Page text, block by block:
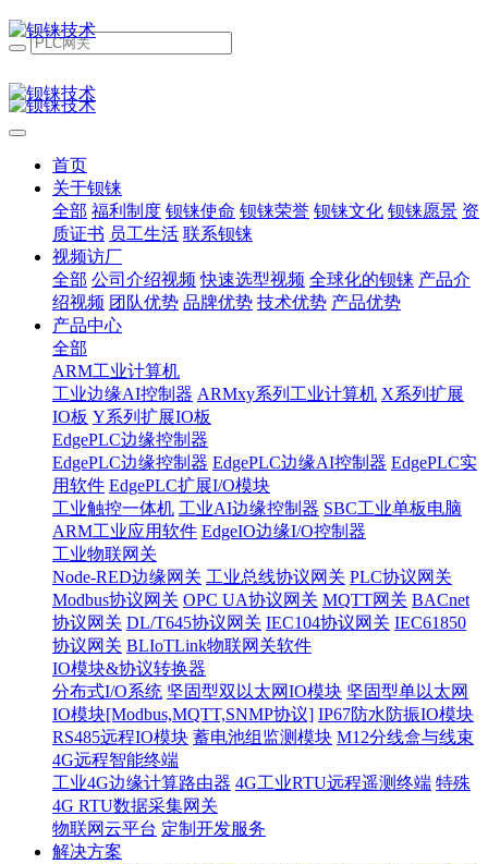
首页
关于钡铼
全部 福利制度 钡铼使命 钡铼荣誉 钡铼文化 钡铼愿景 资
质证书 员工生活 联系钡铼
视频访厂
全部 公司介绍视频 快速选型视频 全球化的钡铼 产品介
绍视频 团队优势 品牌优势 技术优势 产品优势
产品中心
全部
ARM工业计算机
工业边缘AI控制器 ARMxy系列工业计算机 X系列扩展
IO板 Y系列扩展IO板
EdgePLC边缘控制器
EdgePLC边缘控制器 EdgePLC边缘AI控制器 EdgePLC实
用软件 EdgePLC扩展I/O模块
工业触控一体机 工业AI边缘控制器 SBC工业单板电脑
ARM工业应用软件 EdgeIO边缘I/O控制器
工业物联网关
Node-RED边缘网关 工业总线协议网关 PLC协议网关
Modbus协议网关 OPC UA协议网关 MQTT网关 BACnet
协议网关 DL/T645协议网关 IEC104协议网关 IEC61850
协议网关 BLIoTLink物联网关软件
IO模块&协议转换器
分布式I/O系统 坚固型双以太网IO模块 坚固型单以太网
IO模块[Modbus,MQTT,SNMP协议] IP67防水防振IO模块
RS485远程IO模块 蓄电池组监测模块 M12分线盒与线束
4G远程智能终端
工业4G边缘计算路由器 4G工业RTU远程遥测终端 特殊
4G RTU数据采集网关
物联网云平台 定制开发服务
解决方案